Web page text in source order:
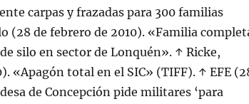
carpas y frazadas para 300 familias
(28 de febrero de 2010). «Familia
silo en sector de Lonquén». ↑ Ricke,
«Apagón total en el SIC» (TIFF). ↑ EFE
de Concepción pide militares ‘para